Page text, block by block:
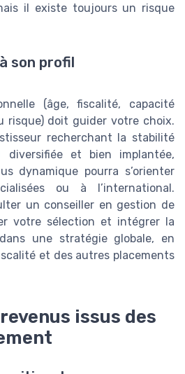
il existe toujours un risque
son profil
(âge, fiscalité, capacité
risque) doit guider votre choix.
recherchant la stabilité
diversifiée et bien implantée,
dynamique pourra s’orienter
ou à l’international.
un conseiller en gestion de
votre sélection et intégrer la
une stratégie globale, en
et des autres placements
issus des